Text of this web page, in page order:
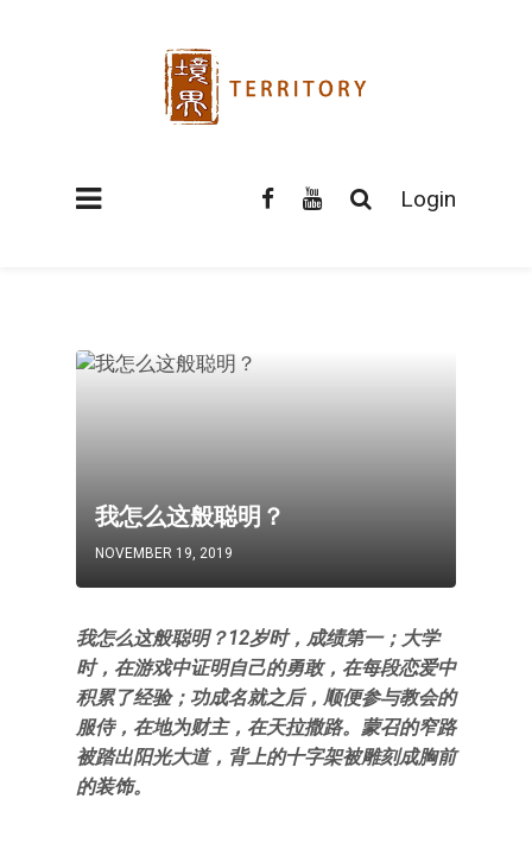
Login
我怎么这般聪明？
NOVEMBER 19, 2019
我怎么这般聪明？12岁时，成绩第一；大学
时，在游戏中证明自己的勇敢，在每段恋爱中
积累了经验；功成名就之后，顺便参与教会的
服侍，在地为财主，在天拉撒路。蒙召的窄路
被踏出阳光大道，背上的十字架被雕刻成胸前
的装饰。